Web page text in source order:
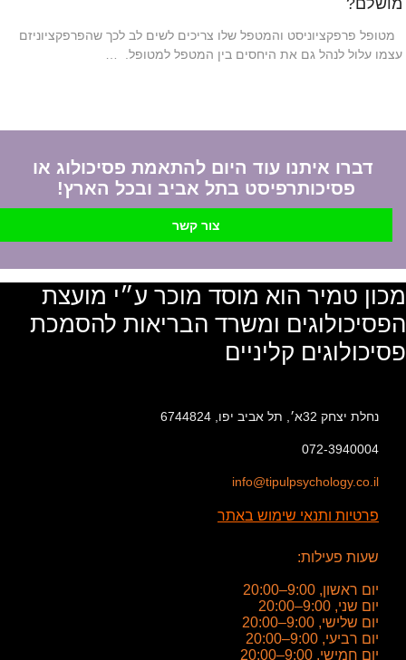
מושלם?
מטופל פרפקציוניסט והמטפל שלו צריכים לשים לב לכך שהפרפקציוניזם
עצמו עלול לנהל גם את היחסים בין המטפל למטופל. …
דברו איתנו עוד היום להתאמת פסיכולוג או
פסיכותרפיסט בתל אביב ובכל הארץ!
צור קשר
מכון טמיר הוא מוסד מוכר ע״י מועצת
הפסיכולוגים ומשרד הבריאות להסמכת
פסיכולוגים קליניים
נחלת יצחק 32א׳, תל אביב יפו, 6744824
072-3940004
info@tipulpsychology.co.il
פרטיות ותנאי שימוש באתר
שעות פעילות:
יום ראשון, 9:00–20:00
יום שני, 9:00–20:00
יום שלישי, 9:00–20:00
יום רביעי, 9:00–20:00
יום חמישי, 9:00–20:00